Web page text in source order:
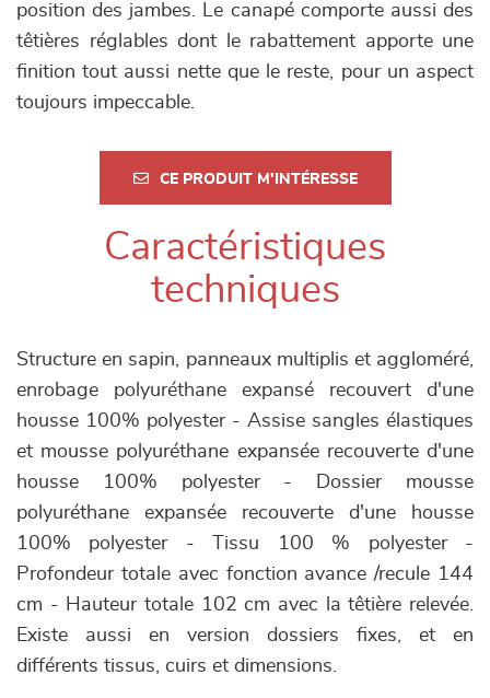
position des jambes. Le canapé comporte aussi des
têtières réglables dont le rabattement apporte une
finition tout aussi nette que le reste, pour un aspect
toujours impeccable.
CE PRODUIT M'INTÉRESSE
Caractéristiques
techniques
Structure en sapin, panneaux multiplis et aggloméré,
enrobage polyuréthane expansé recouvert d'une
housse 100% polyester - Assise sangles élastiques
et mousse polyuréthane expansée recouverte d'une
housse 100% polyester - Dossier mousse
polyuréthane expansée recouverte d'une housse
100% polyester - Tissu 100 % polyester -
Profondeur totale avec fonction avance /recule 144
cm - Hauteur totale 102 cm avec la têtière relevée.
Existe aussi en version dossiers fixes, et en
différents tissus, cuirs et dimensions.